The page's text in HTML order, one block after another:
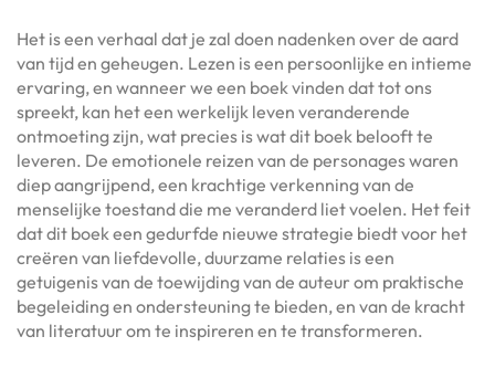
Het is een verhaal dat je zal doen nadenken over de aard
van tijd en geheugen. Lezen is een persoonlijke en intieme
ervaring, en wanneer we een boek vinden dat tot ons
spreekt, kan het een werkelijk leven veranderende
ontmoeting zijn, wat precies is wat dit boek belooft te
leveren. De emotionele reizen van de personages waren
diep aangrijpend, een krachtige verkenning van de
menselijke toestand die me veranderd liet voelen. Het feit
dat dit boek een gedurfde nieuwe strategie biedt voor het
creëren van liefdevolle, duurzame relaties is een
getuigenis van de toewijding van de auteur om praktische
begeleiding en ondersteuning te bieden, en van de kracht
van literatuur om te inspireren en te transformeren.